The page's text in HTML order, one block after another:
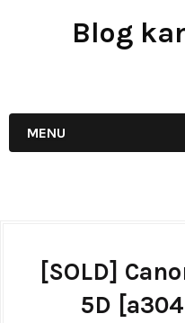
Blog
MENU
[SOLD]
5D